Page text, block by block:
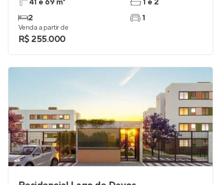
41 e 69 m²
2
1 e 2
1
Venda a partir de
R$ 255.000